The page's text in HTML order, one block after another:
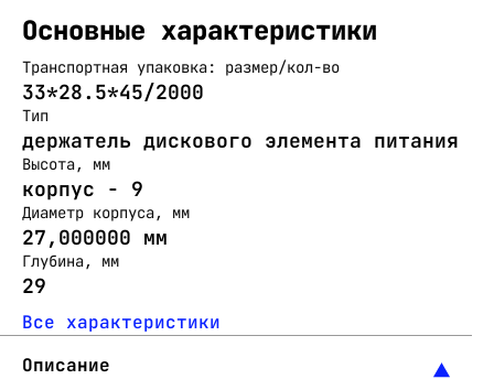
Основные характеристики
Транспортная упаковка: размер/кол-во
33*28.5*45/2000
Тип
держатель дискового элемента питания
Высота, мм
корпус - 9
Диаметр корпуса, мм
27,000000 мм
Глубина, мм
29
Все характеристики
Описание